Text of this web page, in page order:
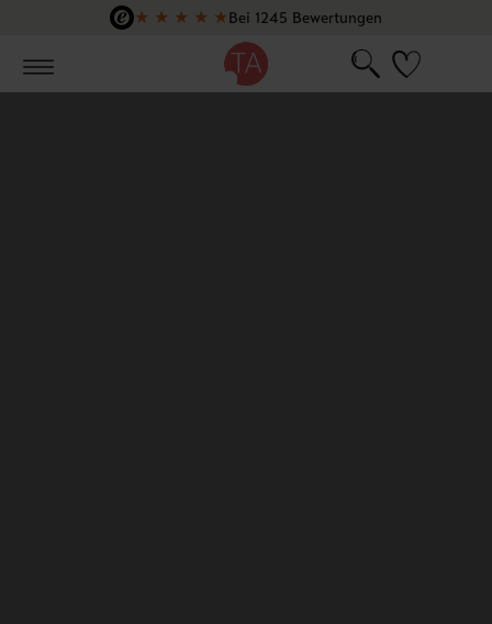
Zum Hauptinhalt springen
★ ★ ★ ★ ★Bei 1245 Bewertungen